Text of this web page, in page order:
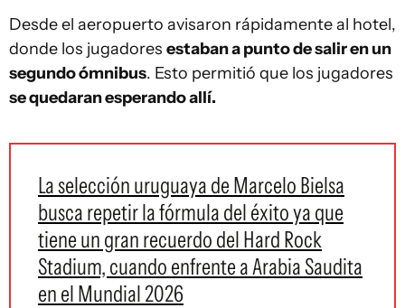
Desde el aeropuerto avisaron rápidamente al hotel,
donde los jugadores estaban a punto de salir en un
segundo ómnibus. Esto permitió que los jugadores
se quedaran esperando allí.
La selección uruguaya de Marcelo Bielsa
busca repetir la fórmula del éxito ya que
tiene un gran recuerdo del Hard Rock
Stadium, cuando enfrente a Arabia Saudita
en el Mundial 2026